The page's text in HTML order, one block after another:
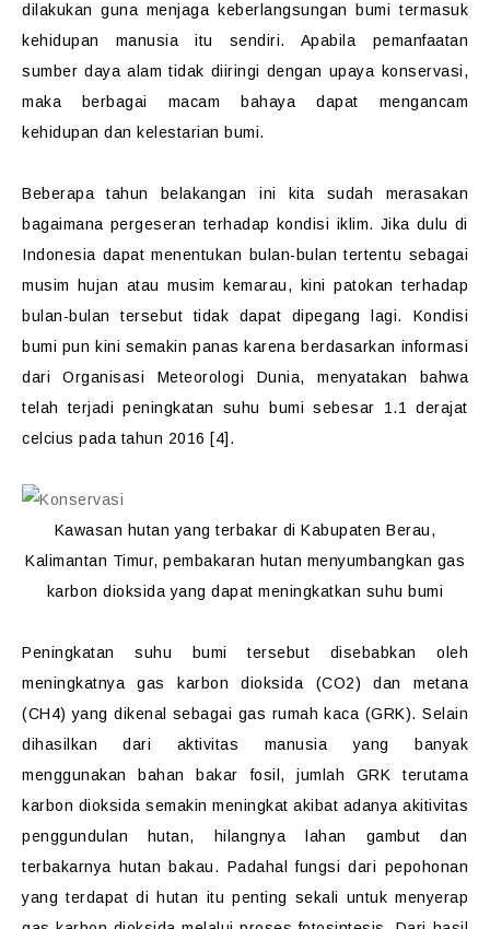
dilakukan guna menjaga keberlangsungan bumi termasuk
kehidupan manusia itu sendiri. Apabila pemanfaatan
sumber daya alam tidak diiringi dengan upaya konservasi,
maka berbagai macam bahaya dapat mengancam
kehidupan dan kelestarian bumi.
Beberapa tahun belakangan ini kita sudah merasakan
bagaimana pergeseran terhadap kondisi iklim. Jika dulu di
Indonesia dapat menentukan bulan-bulan tertentu sebagai
musim hujan atau musim kemarau, kini patokan terhadap
bulan-bulan tersebut tidak dapat dipegang lagi. Kondisi
bumi pun kini semakin panas karena berdasarkan informasi
dari Organisasi Meteorologi Dunia, menyatakan bahwa
telah terjadi peningkatan suhu bumi sebesar 1.1 derajat
celcius pada tahun 2016 [4].
Kawasan hutan yang terbakar di Kabupaten Berau,
Kalimantan Timur, pembakaran hutan menyumbangkan gas
karbon dioksida yang dapat meningkatkan suhu bumi
Peningkatan suhu bumi tersebut disebabkan oleh
meningkatnya gas karbon dioksida (CO2) dan metana
(CH4) yang dikenal sebagai gas rumah kaca (GRK). Selain
dihasilkan dari aktivitas manusia yang banyak
menggunakan bahan bakar fosil, jumlah GRK terutama
karbon dioksida semakin meningkat akibat adanya akitivitas
penggundulan hutan, hilangnya lahan gambut dan
terbakarnya hutan bakau. Padahal fungsi dari pepohonan
yang terdapat di hutan itu penting sekali untuk menyerap